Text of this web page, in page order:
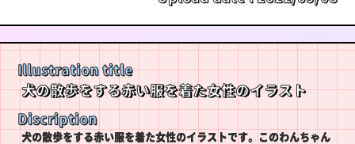
Illustration title
犬の散歩をする赤い服を着た女性のイラスト
Discription
犬の散歩をする赤い服を着た女性のイラストです。このわんちゃん